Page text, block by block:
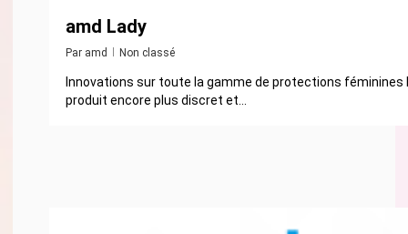
amd Lady
Par amd Non classé
Innovations sur toute la gamme de protections féminines
produit encore plus discret et...